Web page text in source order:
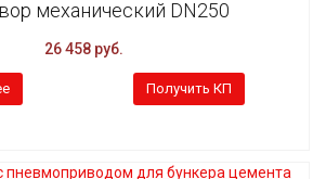
механический DN250
26 458 руб.
Получить КП